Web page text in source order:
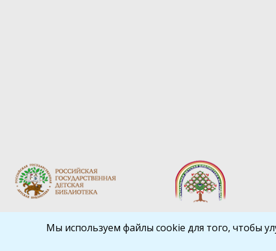
Библиокрай
Мы используем файлы cookie для того, чтобы